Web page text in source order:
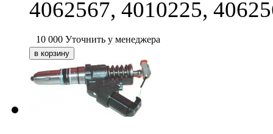
4062567, 4010225,
10 000 Уточнить у менеджера